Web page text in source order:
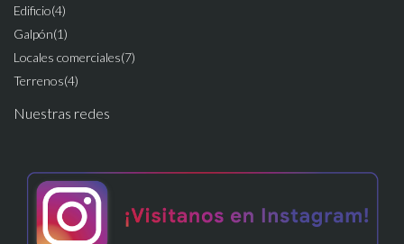
Edificio(4)
Galpón(1)
Locales comerciales(7)
Terrenos(4)
Nuestras redes